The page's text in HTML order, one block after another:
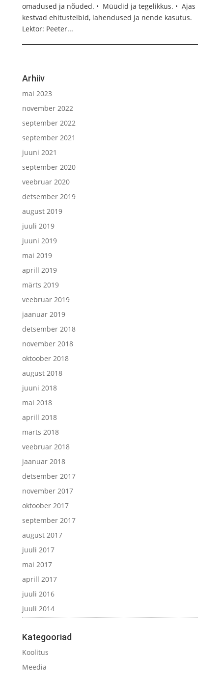
omadused ja nõuded. • Müüdid ja tegelikkus. • Ajas
kestvad ehitusteibid, lahendused ja nende kasutus.
Lektor: Peeter...
Arhiiv
mai 2023
november 2022
september 2022
september 2021
juuni 2021
september 2020
veebruar 2020
detsember 2019
august 2019
juuli 2019
juuni 2019
mai 2019
aprill 2019
märts 2019
veebruar 2019
jaanuar 2019
detsember 2018
november 2018
oktoober 2018
august 2018
juuni 2018
mai 2018
aprill 2018
märts 2018
veebruar 2018
jaanuar 2018
detsember 2017
november 2017
oktoober 2017
september 2017
august 2017
juuli 2017
mai 2017
aprill 2017
juuli 2016
juuli 2014
Kategooriad
Koolitus
Meedia